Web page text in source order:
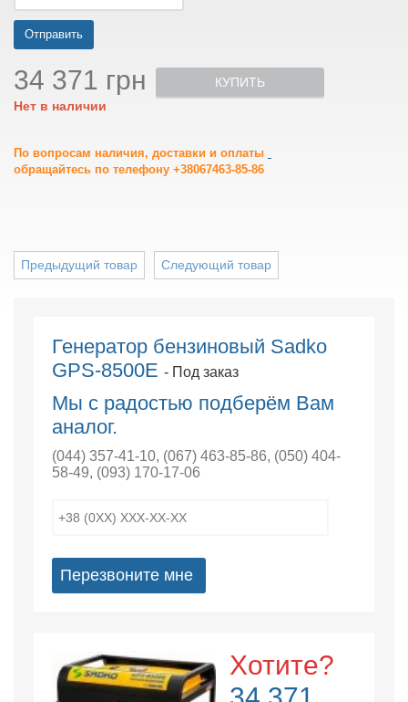
Отправить
34 371 грн
Нет в наличии
КУПИТЬ
По вопросам наличия, доставки и оплаты
обращайтесь по телефону +38067463-85-86
Следующий товар
Предыдущий товар
Генератор бензиновый Sadko
GPS-8500E - Под заказ
Мы с радостью подберём Вам
аналог.
(044) 357-41-10, (067) 463-85-86, (050) 404-
58-49, (093) 170-17-06
Перезвоните мне
Хотите?